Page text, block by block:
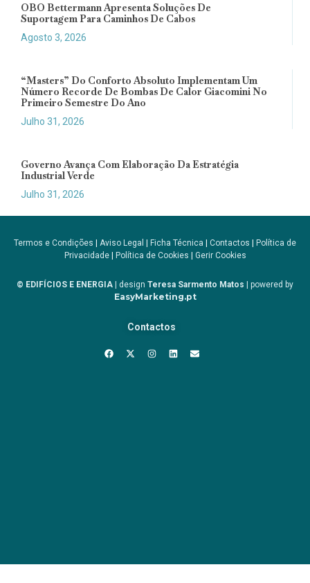
OBO Bettermann Apresenta Soluções De
Suportagem Para Caminhos De Cabos
Agosto 3, 2026
“Masters” Do Conforto Absoluto Implementam Um
Número Recorde De Bombas De Calor Giacomini No
Primeiro Semestre Do Ano
Julho 31, 2026
Governo Avança Com Elaboração Da Estratégia
Industrial Verde
Julho 31, 2026
Termos e Condições | Aviso Legal | Ficha Técnica | Contactos | Política de
Privacidade| Política de Cookies | Gerir Cookies
© EDIFÍCIOS E ENERGIA | design Teresa Sarmento Matos | powered by
EasyMarketing.pt
Contactos